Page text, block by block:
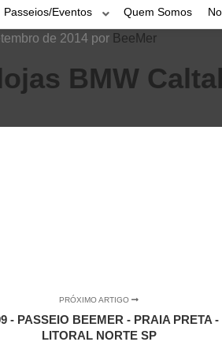
Passeios/Eventos Quem Somos
de 2014 por BeeMer
BMW
PRÓXIMO ARTIGO
- PASSEIO BEEMER - PRAIA PRETA -
LITORAL NORTE SP